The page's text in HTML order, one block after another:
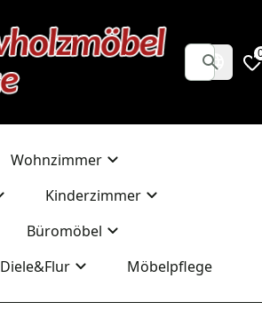
Wohnzimmer
Kinderzimmer
Büromöbel
Diele&Flur Möbelpflege